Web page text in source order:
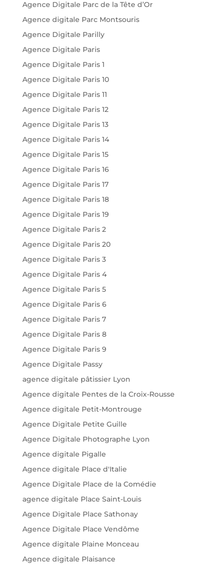
Agence Digitale Parc de la Tête d’Or
Agence digitale Parc Montsouris
Agence Digitale Parilly
Agence Digitale Paris
Agence Digitale Paris 1
Agence Digitale Paris 10
Agence Digitale Paris 11
Agence Digitale Paris 12
Agence Digitale Paris 13
Agence Digitale Paris 14
Agence Digitale Paris 15
Agence Digitale Paris 16
Agence Digitale Paris 17
Agence Digitale Paris 18
Agence Digitale Paris 19
Agence Digitale Paris 2
Agence Digitale Paris 20
Agence Digitale Paris 3
Agence Digitale Paris 4
Agence Digitale Paris 5
Agence Digitale Paris 6
Agence Digitale Paris 7
Agence Digitale Paris 8
Agence Digitale Paris 9
Agence Digitale Passy
agence digitale pâtissier Lyon
Agence digitale Pentes de la Croix-Rousse
Agence digitale Petit-Montrouge
Agence Digitale Petite Guille
Agence Digitale Photographe Lyon
Agence digitale Pigalle
Agence digitale Place d'Italie
Agence Digitale Place de la Comédie
agence digitale Place Saint-Louis
Agence Digitale Place Sathonay
Agence Digitale Place Vendôme
Agence digitale Plaine Monceau
Agence digitale Plaisance